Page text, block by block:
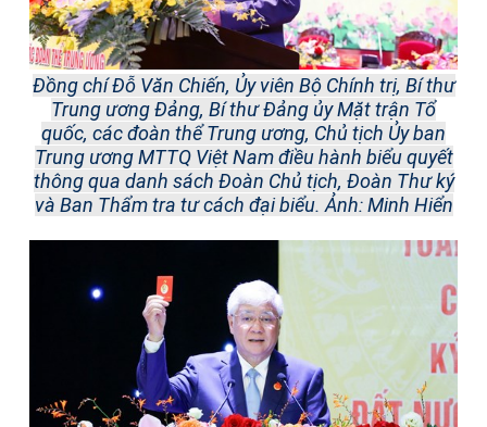
Đồng chí Đỗ Văn Chiến, Ủy viên Bộ Chính trị, Bí thư
Trung ương Đảng, Bí thư Đảng ủy Mặt trận Tổ
quốc, các đoàn thể Trung ương, Chủ tịch Ủy ban
Trung ương MTTQ Việt Nam điều hành biểu quyết
thông qua danh sách Đoàn Chủ tịch, Đoàn Thư ký
và Ban Thẩm tra tư cách đại biểu. Ảnh: Minh Hiển